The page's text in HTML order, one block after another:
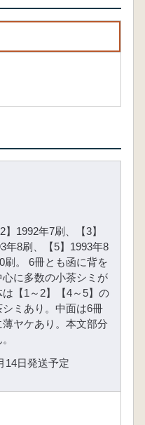
】1992年7刷、【3】
年8刷、【5】1993年8
刷。 6冊とも函に背を
に多数の小茶シミが
【1～2】【4～5】の
ミあり。中面は6冊
ヤケあり。本文部分
14日発送予定